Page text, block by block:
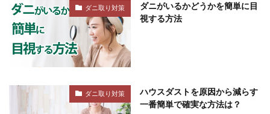
ダニ取り対策
ダニがいるかどうかを簡単に目
視する方法
ダニ取り対策
ハウスダストを原因から減らす
一番簡単で確実な方法は？